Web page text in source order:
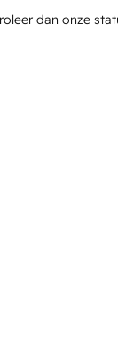
dan onze